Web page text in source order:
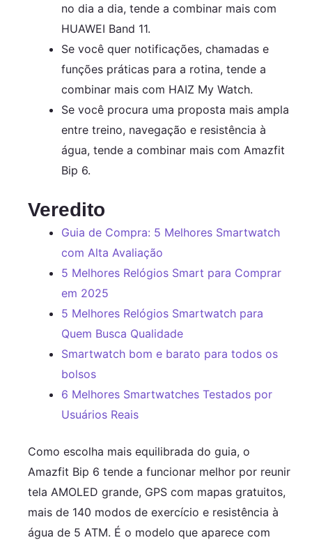
no dia a dia, tende a combinar mais com
HUAWEI Band 11.
Se você quer notificações, chamadas e
funções práticas para a rotina, tende a
combinar mais com HAIZ My Watch.
Se você procura uma proposta mais ampla
entre treino, navegação e resistência à
água, tende a combinar mais com Amazfit
Bip 6.
Veredito
Guia de Compra: 5 Melhores Smartwatch
com Alta Avaliação
5 Melhores Relógios Smart para Comprar
em 2025
5 Melhores Relógios Smartwatch para
Quem Busca Qualidade
Smartwatch bom e barato para todos os
bolsos
6 Melhores Smartwatches Testados por
Usuários Reais
Como escolha mais equilibrada do guia, o
Amazfit Bip 6 tende a funcionar melhor por reunir
tela AMOLED grande, GPS com mapas gratuitos,
mais de 140 modos de exercício e resistência à
água de 5 ATM. É o modelo que aparece com